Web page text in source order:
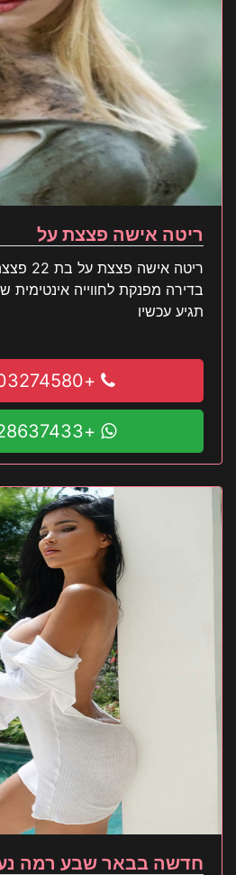
ריטה אישה פצצת על
ריטה
בדירה מפנקת לחווייה
תגיע עכשיו
+972503274580
+972528637433
חדשה בבאר שבע רמה